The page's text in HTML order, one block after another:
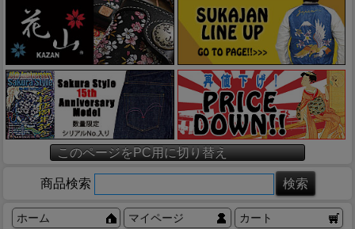
このページをPC用に切り替え
商品検索
ホーム マイページ カート